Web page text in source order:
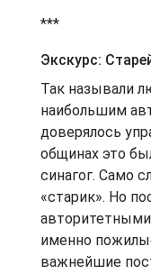
***
Экскурс:
Так называли
наибольшим
доверялось
общинах это
синагог. Само
«старик». Но
именно
важнейшие